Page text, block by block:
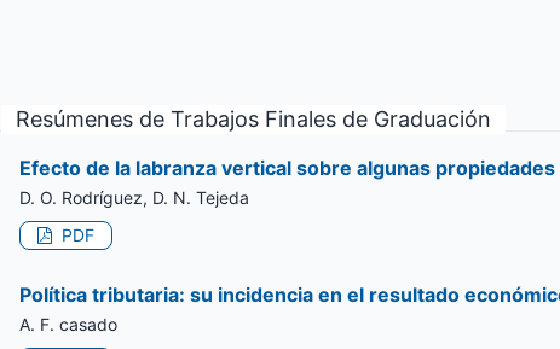
Resúmenes de Trabajos Finales de Graduación
Efecto de la labranza vertical sobre algunas
D. O. Rodríguez, D. N. Tejeda
PDF
Política tributaria: su incidencia en el resultado
A. F. casado